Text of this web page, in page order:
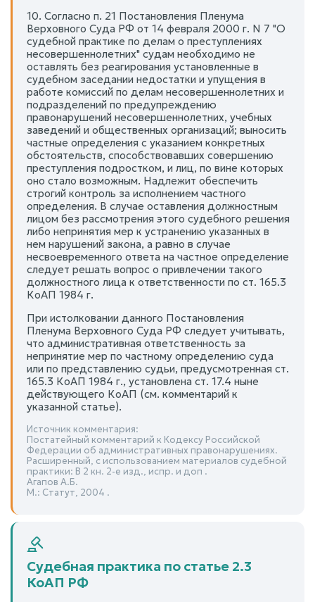
10. Согласно п. 21 Постановления Пленума
Верховного Суда РФ от 14 февраля 2000 г. N 7 "О
судебной практике по делам о преступлениях
несовершеннолетних" судам необходимо не
оставлять без реагирования установленные в
судебном заседании недостатки и упущения в
работе комиссий по делам несовершеннолетних и
подразделений по предупреждению
правонарушений несовершеннолетних, учебных
заведений и общественных организаций; выносить
частные определения с указанием конкретных
обстоятельств, способствовавших совершению
преступления подростком, и лиц, по вине которых
оно стало возможным. Надлежит обеспечить
строгий контроль за исполнением частного
определения. В случае оставления должностным
лицом без рассмотрения этого судебного решения
либо непринятия мер к устранению указанных в
нем нарушений закона, а равно в случае
несвоевременного ответа на частное определение
следует решать вопрос о привлечении такого
должностного лица к ответственности по ст. 165.3
КоАП 1984 г.
При истолковании данного Постановления
Пленума Верховного Суда РФ следует учитывать,
что административная ответственность за
непринятие мер по частному определению суда
или по представлению судьи, предусмотренная ст.
165.3 КоАП 1984 г., установлена ст. 17.4 ныне
действующего КоАП (см. комментарий к
указанной статье).
Источник комментария:
Постатейный комментарий к Кодексу Российской
Федерации об административных правонарушениях.
Расширенный, с использованием материалов судебной
практики: В 2 кн. 2-е изд., испр. и доп .
Агапов А.Б.
М.: Статут, 2004 .
Судебная практика по статье 2.3
КоАП РФ